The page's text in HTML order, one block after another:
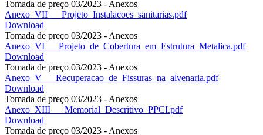
Tomada de preço 03/2023 - Anexos
Anexo_VII___Projeto_Instalacoes_sanitarias.pdf
Download
Tomada de preço 03/2023 - Anexos
Anexo_VI___Projeto_de_Cobertura_em_Estrutura_Metalica.pdf
Download
Tomada de preço 03/2023 - Anexos
Anexo_V___Recuperacao_de_Fissuras_na_alvenaria.pdf
Download
Tomada de preço 03/2023 - Anexos
Anexo_XIII___Memorial_Descritivo_PPCI.pdf
Download
Tomada de preço 03/2023 - Anexos